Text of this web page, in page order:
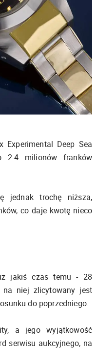
Experimental Deep Sea
2-4 milionów franków
jednak trochę niższa,
co daje kwotę nieco
jakiś czas temu - 28
na niej zlicytowany jest
do poprzedniego.
a jego wyjątkowość
serwisu aukcyjnego, na